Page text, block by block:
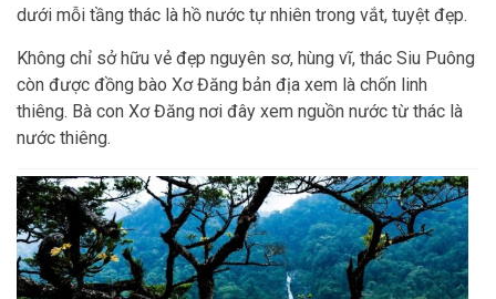
dưới mỗi tầng thác là hồ nước tự nhiên trong vắt, tuyệt đẹp.
Không chỉ sở hữu vẻ đẹp nguyên sơ, hùng vĩ, thác Siu Puông
còn được đồng bào Xơ Đăng bản địa xem là chốn linh
thiêng. Bà con Xơ Đăng nơi đây xem nguồn nước từ thác là
nước thiêng.